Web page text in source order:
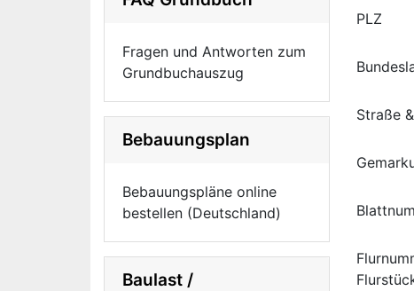
Fragen und Antworten zum
Grundbuchauszug
Bebauungsplan
Bebauungspläne online
bestellen (Deutschland)
Baulast /
PLZ
Straße